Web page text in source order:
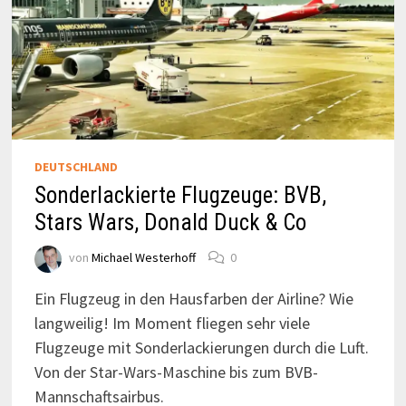
DEUTSCHLAND
Sonderlackierte Flugzeuge: BVB,
Stars Wars, Donald Duck & Co
von Michael Westerhoff 0
Ein Flugzeug in den Hausfarben der Airline? Wie
langweilig! Im Moment fliegen sehr viele
Flugzeuge mit Sonderlackierungen durch die Luft.
Von der Star-Wars-Maschine bis zum BVB-
Mannschaftsairbus.